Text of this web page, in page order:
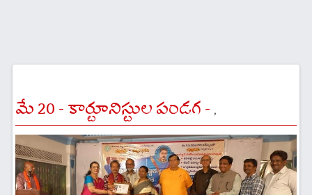
మే 20 - కార్టూనిస్టుల పండగ -,